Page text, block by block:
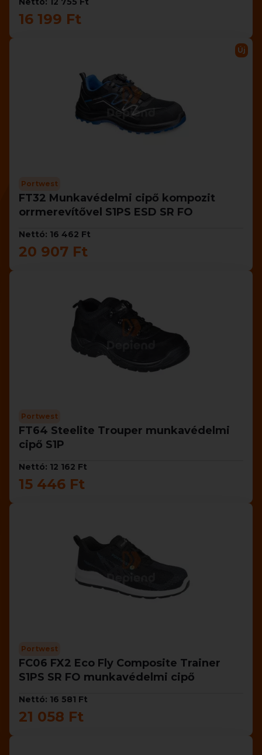
16 199 Ft
Új
Portwest
FT32 Munkavédelmi cipő kompozit
orrmerevítővel S1PS ESD SR FO
Nettó: 16 462 Ft
20 907 Ft
Portwest
FT64 Steelite Trouper munkavédelmi
cipő S1P
Nettó: 12 162 Ft
15 446 Ft
Portwest
FC06 FX2 Eco Fly Composite Trainer
S1PS SR FO munkavédelmi cipő
Nettó: 16 581 Ft
21 058 Ft